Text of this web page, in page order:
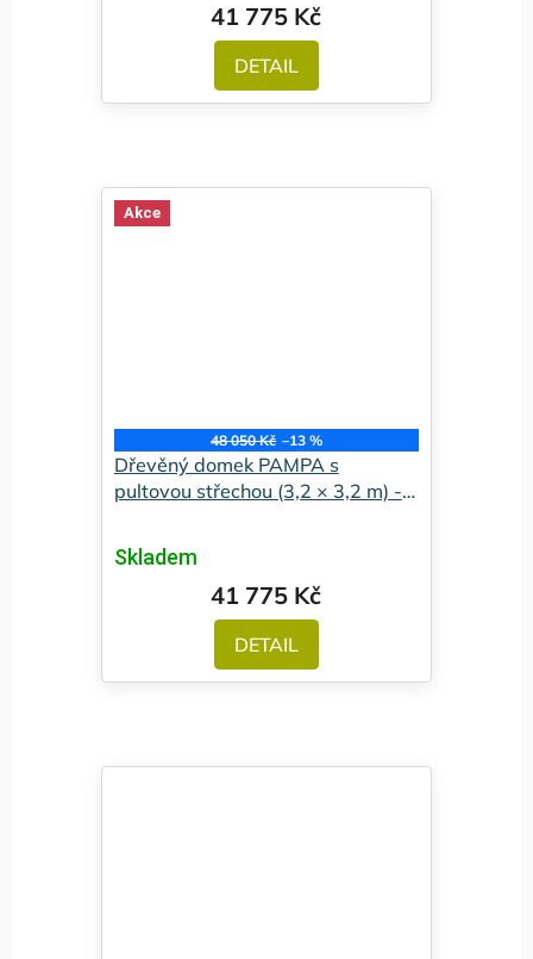
41 775 Kč
DETAIL
Akce
48 050 Kč –13 %
Dřevěný domek PAMPA s
pultovou střechou (3,2 × 3,2 m) -
Skladem
41 775 Kč
DETAIL